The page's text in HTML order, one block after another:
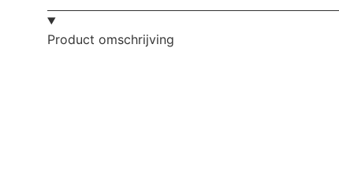
Product omschrijving